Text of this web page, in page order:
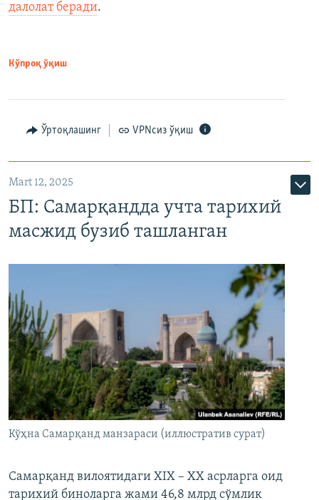
далолат беради.
Кўпроқ ўқиш
Ўртоқлашинг VPNсиз ўқиш
Mart 12, 2025
БП: Самарқандда учта тарихий
масжид бузиб ташланган
Кўҳна Самарқанд манзараси (иллюстратив сурат)
Самарқанд вилоятидаги XIX – XX асрларга оид
тарихий биноларга жами 46,8 млрд сўмлик